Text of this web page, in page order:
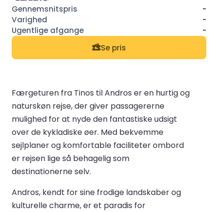
-
-
-
Se pris
Færgeturen fra Tinos til Andros er en hurtig og
naturskøn rejse, der giver passagererne
mulighed for at nyde den fantastiske udsigt
over de kykladiske øer. Med bekvemme
sejlplaner og komfortable faciliteter ombord
er rejsen lige så behagelig som
destinationerne selv.
Andros, kendt for sine frodige landskaber og
kulturelle charme, er et paradis for